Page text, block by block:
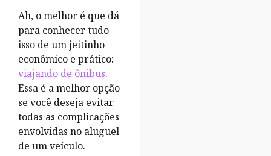
Ah, o melhor é que dá
para conhecer tudo
isso de um jeitinho
econômico e prático:
viajando de ônibus.
Essa é a melhor opção
se você deseja evitar
todas as complicações
envolvidas no aluguel
de um veículo.